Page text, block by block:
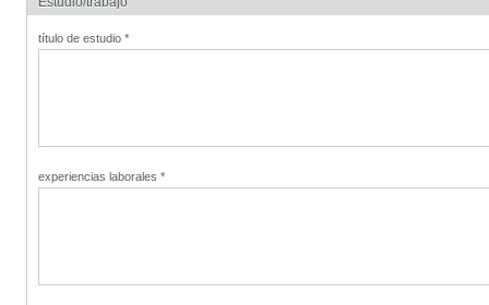
título de estudio*
experiencias laborales*